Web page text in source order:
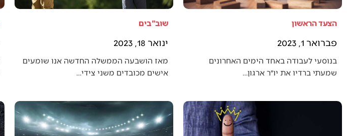
הצעד הראשון
פברואר 1, 2023
בנוסעי לעבודה באחד הימים האחרונים
שמעתי ברדיו את יו״ר ארגון…
שוב"בים
ינואר 18, 2023
מאז הושבעה הממשלה החדשה אנו שומעים
אישים מכובדים משני צידי…